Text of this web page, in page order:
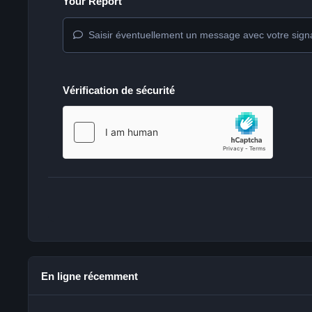
Saisir éventuellement un message avec votre
Vérification de sécurité
En ligne récemment